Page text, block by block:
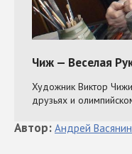
Автор: Андрей Васянин